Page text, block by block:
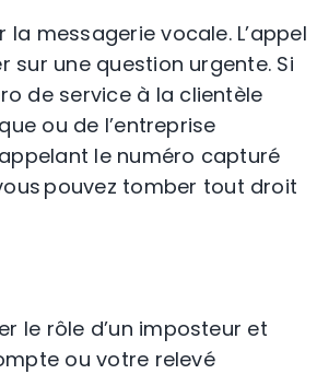
messagerie vocale. L’appel
sur une question urgente. Si
de service à la clientèle
ou de l’entreprise
le numéro capturé
pouvez tomber tout droit
le rôle d’un imposteur et
ou votre relevé